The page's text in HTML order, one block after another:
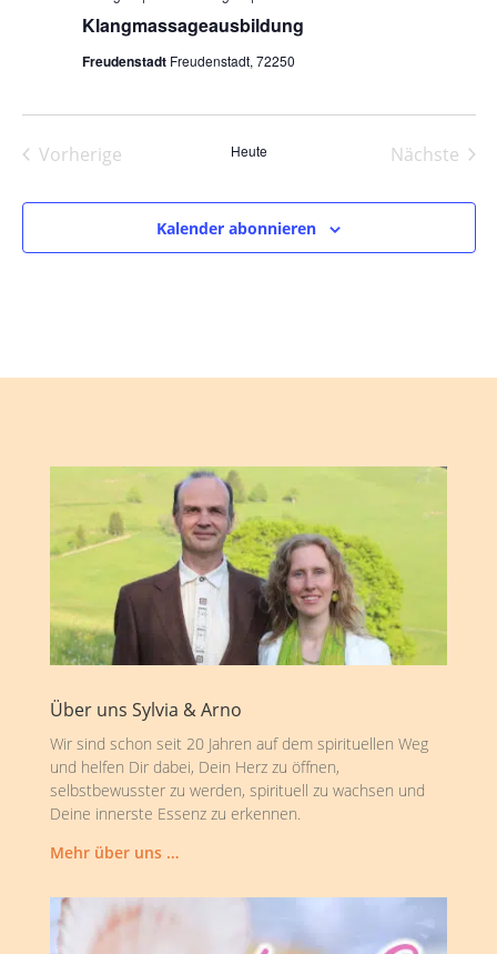
Klangmassageausbildung
Freudenstadt Freudenstadt, 72250
Vorherige
Heute
Nächste
Kalender abonnieren
Über uns Sylvia & Arno
Wir sind schon seit 20 Jahren auf dem spirituellen Weg
und helfen Dir dabei, Dein Herz zu öffnen,
selbstbewusster zu werden, spirituell zu wachsen und
Deine innerste Essenz zu erkennen.
Mehr über uns …